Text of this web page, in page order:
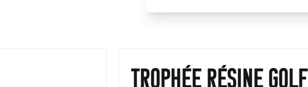
Trophée Résine Golf